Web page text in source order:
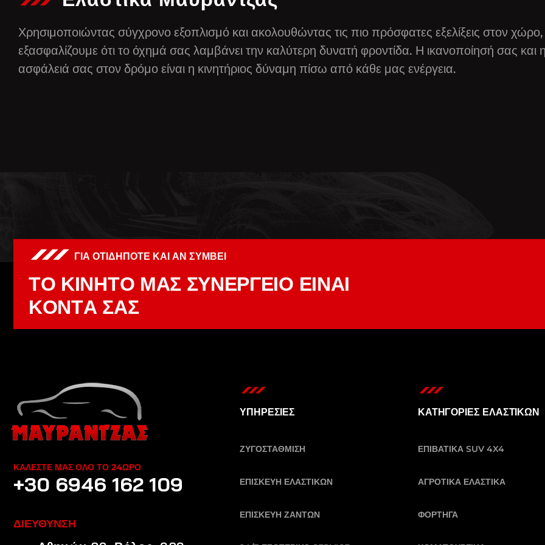
Χρησιμοποιώντας σύγχρονο εξοπλισμό και ακολουθώντας τις πιο πρόσφατες εξελίξεις στον χώρο,
εξασφαλίζουμε ότι το όχημά σας λαμβάνει την καλύτερη δυνατή φροντίδα. Η ικανοποίησή σας και
ασφάλειά σας στον δρόμο είναι η κινητήριος δύναμη πίσω από κάθε μας ενέργεια.
ΓΙΑ ΟΤΙΔΗΠΟΤΕ ΚΑΙ ΑΝ ΣΥΜΒΕΙ
ΤΟ ΚΙΝΗΤΟ ΜΑΣ ΣΥΝΕΡΓΕΙΟ ΕΙΝΑΙ
ΚΟΝΤΑ ΣΑΣ
ΚΑΛΕΣΤΕ ΜΑΣ ΟΛΟ ΤΟ 24ΩΡΟ
+30 6946 162 109
ΔΙΕΥΘΥΝΣΗ
ΥΠΗΡΕΣΙΕΣ
ΖΥΓΟΣΤΑΘΜΙΣΗ
ΕΠΙΣΚΕΥΗ ΕΛΑΣΤΙΚΩΝ
ΕΠΙΣΚΕΥΗ ΖΑΝΤΩΝ
ΚΑΤΗΓΟΡΙΕΣ ΕΛΑΣΤΙΚΩΝ
ΕΠΙΒΑΤΙΚΑ SUV 4X4
ΑΓΡΟΤΙΚΑ ΕΛΑΣΤΙΚΑ
ΦΟΡΤΗΓΑ